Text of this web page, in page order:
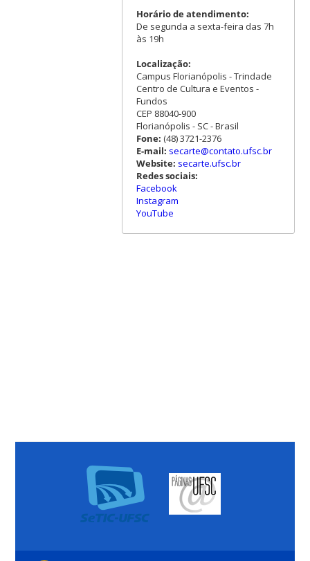
Horário de atendimento:
De segunda a sexta-feira das 7h
às 19h
Localização:
Campus Florianópolis - Trindade
Centro de Cultura e Eventos -
Fundos
CEP 88040-900
Florianópolis - SC - Brasil
Fone: (48) 3721-2376
E-mail: secarte@contato.ufsc.br
Website: secarte.ufsc.br
Redes sociais:
Facebook
Instagram
YouTube